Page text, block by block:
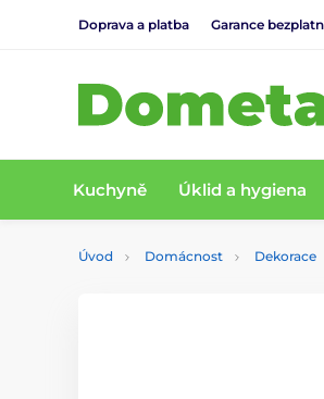
Doprava a platba Garance
Kuchyně Úklid a hygiena
Úvod Domácnost Dekorace